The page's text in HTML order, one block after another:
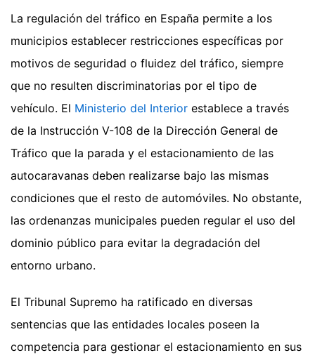
La regulación del tráfico en España permite a los
municipios establecer restricciones específicas por
motivos de seguridad o fluidez del tráfico, siempre
que no resulten discriminatorias por el tipo de
vehículo. El Ministerio del Interior establece a través
de la Instrucción V-108 de la Dirección General de
Tráfico que la parada y el estacionamiento de las
autocaravanas deben realizarse bajo las mismas
condiciones que el resto de automóviles. No obstante,
las ordenanzas municipales pueden regular el uso del
dominio público para evitar la degradación del
entorno urbano.
El Tribunal Supremo ha ratificado en diversas
sentencias que las entidades locales poseen la
competencia para gestionar el estacionamiento en sus